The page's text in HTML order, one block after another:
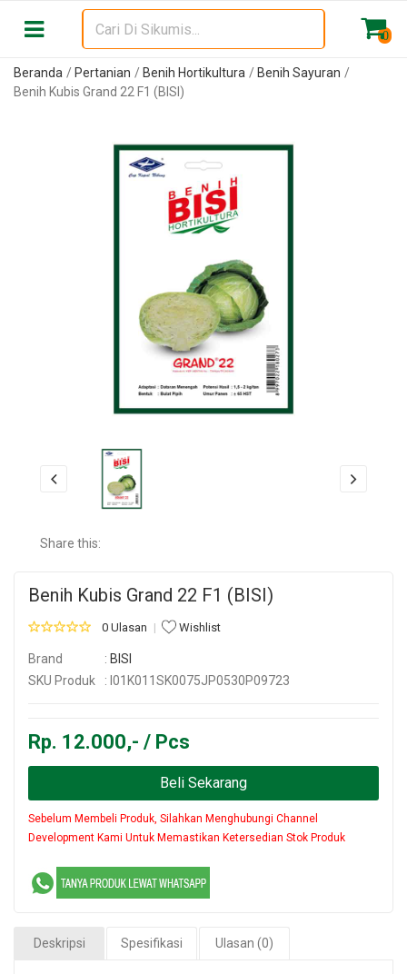
0
Beranda Pertanian Benih Hortikultura
Benih Sayuran
Benih Kubis Grand 22 F1 (BISI)
Share this:
Benih Kubis Grand 22 F1 (BISI)
0 Ulasan Wishlist
Brand : BISI
SKU Produk
: I01K011SK0075JP0530P09723
Rp. 12.000,- / Pcs
Beli Sekarang
Sebelum Membeli Produk, Silahkan Menghubungi Channel
Development Kami Untuk Memastikan Ketersedian Stok Produk
Deskripsi Spesifikasi Ulasan (0)